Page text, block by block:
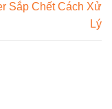
Sắp Chết Cách Xử
Lý